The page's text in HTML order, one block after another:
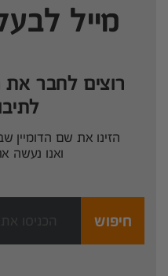
מייל
רוצים לחבר את
הזינו את שם הדומיין
ואנו נעשה
חיפוש